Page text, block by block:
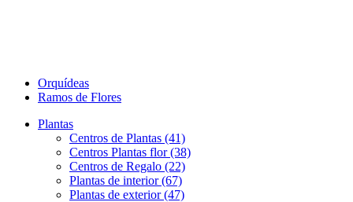
Orquídeas
Ramos de Flores
Plantas
Centros de Plantas (41)
Centros Plantas flor (38)
Centros de Regalo (22)
Plantas de interior (67)
Plantas de exterior (47)